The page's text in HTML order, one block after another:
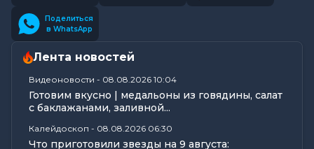
Поделиться
в WhatsApp
Лента новостей
Видеоновости - 08.08.2026 10:04
Готовим вкусно | медальоны из говядины, салат
с баклажанами, заливной...
Калейдоскоп - 08.08.2026 06:30
Что приготовили звезды на 9 августа: